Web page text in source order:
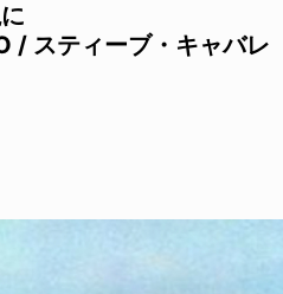
/ スティーブ・キャバレ